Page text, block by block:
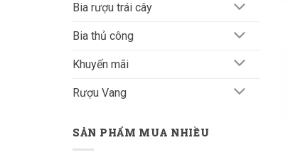
Bia rượu trái cây
Bia thủ công
Khuyến mãi
Rượu Vang
SẢN PHẨM MUA NHIỀU